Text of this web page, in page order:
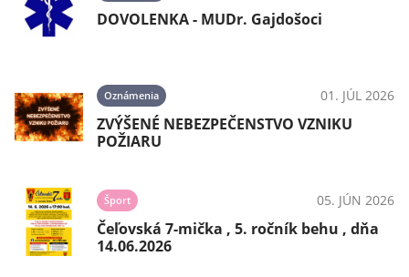
DOVOLENKA - MUDr. Gajdošoci
Oznámenia 01. JÚL 2026
ZVÝŠENÉ NEBEZPEČENSTVO VZNIKU
POŽIARU
Šport 05. JÚN 2026
Čeľovská 7-mička , 5. ročník behu , dňa
14.06.2026